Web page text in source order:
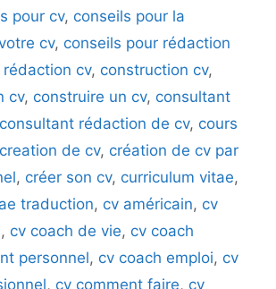
pour cv, conseils pour la
cv, conseils pour rédaction
cv, construction cv,
cv, construire un cv, consultant
consultant rédaction de cv, cours
creation de cv, création de cv par
, créer son cv, curriculum vitae,
traduction, cv américain, cv
, cv coach de vie, cv coach
personnel, cv coach emploi, cv
, cv comment faire, cv